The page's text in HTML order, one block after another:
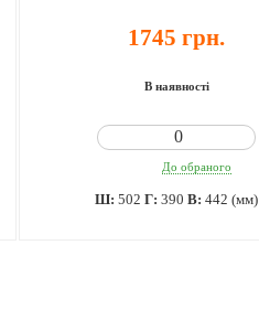
1745 грн.
В наявності
До обраного
Ш:502 Г:390 В:442 (мм)